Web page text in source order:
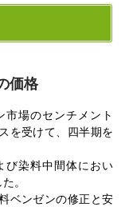
価格
市場のセンチメント
を受けて、四半期を
び染料中間体におい
。
ベンゼンの修正と安